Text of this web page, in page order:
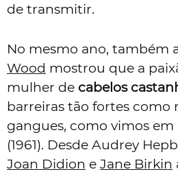
de transmitir.
No mesmo ano, também
Wood mostrou que a
mulher de cabelos
barreiras tão fortes como
gangues, como vimos em
(1961). Desde Audrey
Joan Didion e Jane Birkin